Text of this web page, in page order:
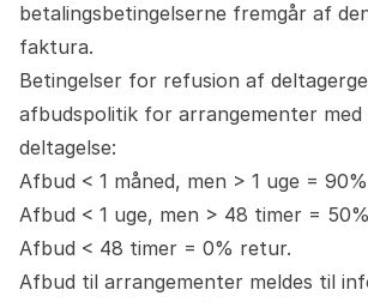
betalingsbetingelserne fremgår af
faktura.
Betingelser for refusion af
afbudspolitik for arrangementer
deltagelse:
Afbud < 1 måned, men > 1 uge =
Afbud < 1 uge, men > 48 timer =
Afbud < 48 timer = 0% retur.
Afbud til arrangementer meldes til